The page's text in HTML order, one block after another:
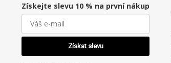
Získejte slevu 10 % na první nákup
Získat slevu